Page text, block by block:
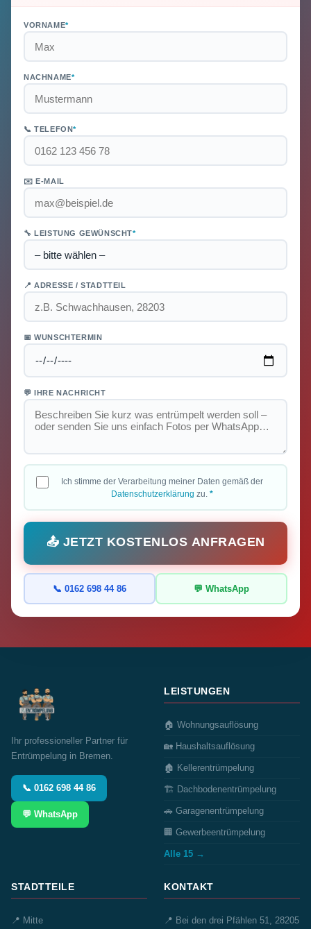
VORNAME*
NACHNAME*
📞 TELEFON*
✉️ E-MAIL
🔧 LEISTUNG GEWÜNSCHT*
📍 ADRESSE / STADTTEIL
📅 WUNSCHTERMIN
💬 IHRE NACHRICHT
Ich stimme der Verarbeitung meiner Daten gemäß der
Datenschutzerklärung zu. *
📤 JETZT KOSTENLOS ANFRAGEN
📞 0162 698 44 86 💬 WhatsApp
Ihr professioneller Partner für
Entrümpelung in Bremen.
📞 0162 698 44 86
💬 WhatsApp
LEISTUNGEN
🏠 Wohnungsauflösung
🏡 Haushaltsauflösung
🏚️ Kellerentrümpelung
🏗️ Dachbodenentrümpelung
🚗 Garagenentrümpelung
🏢 Gewerbeentrümpelung
Alle 15 →
STADTTEILE
📍 Mitte
KONTAKT
📍 Bei den drei Pfählen 51, 28205